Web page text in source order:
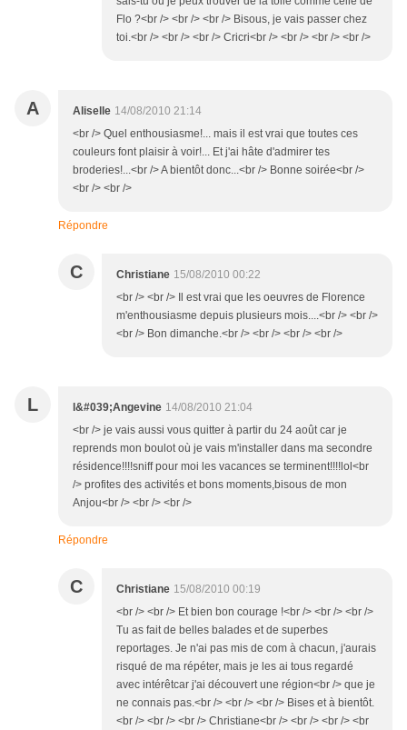
Flo ?<br /> <br /> <br /> Bisous, je vais passer chez
toi.<br /> <br /> <br /> Cricri<br /> <br /> <br /> <br />
A Aliselle 14/08/2010 21:14
<br /> Quel enthousiasme!... mais il est vrai que toutes ces
couleurs font plaisir à voir!... Et j'ai hâte d'admirer tes
broderies!...<br /> A bientôt donc...<br /> Bonne soirée<br />
<br /> <br />
Répondre
C Christiane 15/08/2010 00:22
<br /> <br /> Il est vrai que les oeuvres de Florence
m'enthousiasme depuis plusieurs mois....<br /> <br />
<br /> Bon dimanche.<br /> <br /> <br /> <br />
L l&#039;Angevine 14/08/2010 21:04
<br /> je vais aussi vous quitter à partir du 24 août car je
reprends mon boulot où je vais m'installer dans ma secondre
résidence!!!!sniff pour moi les vacances se terminent!!!!lol<br
/> profites des activités et bons moments,bisous de mon
Anjou<br /> <br /> <br />
Répondre
C Christiane 15/08/2010 00:19
<br /> <br /> Et bien bon courage !<br /> <br /> <br />
Tu as fait de belles balades et de superbes
reportages. Je n'ai pas mis de com à chacun, j'aurais
risqué de ma répéter, mais je les ai tous regardé
avec intérêtcar j'ai découvert une région<br /> que je
ne connais pas.<br /> <br /> <br /> Bises et à bientôt.
<br /> <br /> <br /> Christiane<br /> <br /> <br /> <br